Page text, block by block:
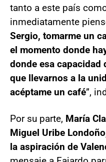
tanto a este país
inmediatamente
Sergio, tomarme un
el momento donde
donde esa
que llevarnos a la
acéptame un café”,
Por su parte, María
Miguel Uribe
la aspiración de